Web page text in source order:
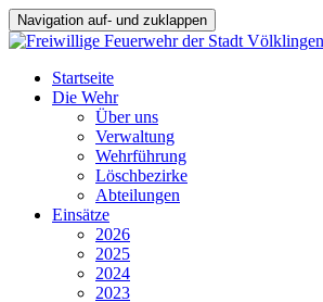
Navigation auf- und zuklappen
Startseite
Die Wehr
Über uns
Verwaltung
Wehrführung
Löschbezirke
Abteilungen
Einsätze
2026
2025
2024
2023